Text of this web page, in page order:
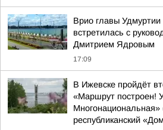
Врио главы
встретилась с
Дмитрием Ядровым
17:09
В Ижевске пройдёт
«Маршрут построен!
республиканский